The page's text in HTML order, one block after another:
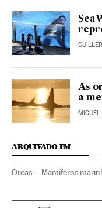
As
a
MIGUEL
ARQUIVADO EM
Orcas Mamíferos